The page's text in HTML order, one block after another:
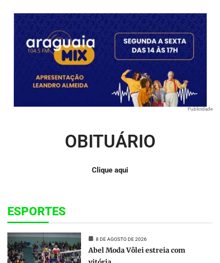
Publicidade
OBITUÁRIO
Clique aqui
ESPORTES
8 DE AGOSTO DE 2026
Abel Moda Vôlei estreia com